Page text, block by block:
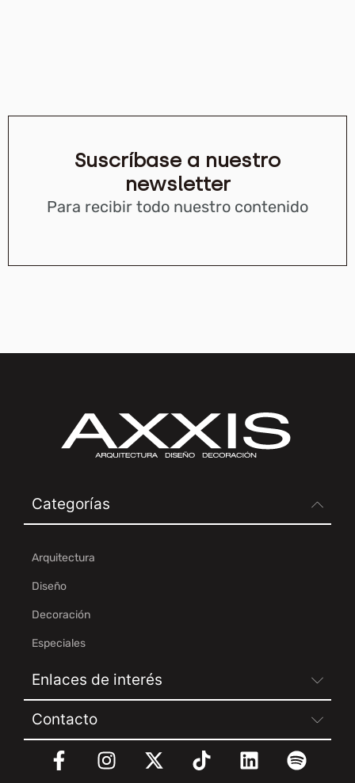
Suscríbase a nuestro
newsletter
Para recibir todo nuestro contenido
Categorías
Arquitectura
Diseño
Decoración
Especiales
Enlaces de interés
Contacto